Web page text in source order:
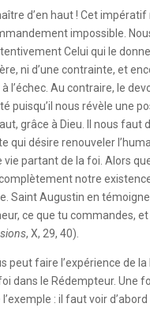
d’en haut ! Cet impératif
impossible.
Celui qui le donne,
ni d’une contrainte, et
l’échec. Au contraire, le
puisqu’il nous révèle une
grâce à Dieu. Il nous faut
qui désire renouveler
partant de la foi. Alors
notre
Saint Augustin en
ce que tu commandes,
, X, 29, 40).
peut faire l’expérience de
dans le Rédempteur. Une
: il faut voir